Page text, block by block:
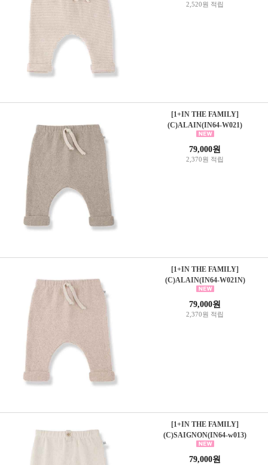
2,520원 적립
[1+IN THE FAMILY]
(C)ALAIN(IN64-W021)
79,000원
2,370원 적립
[1+IN THE FAMILY]
(C)ALAIN(IN64-W021N)
79,000원
2,370원 적립
[1+IN THE FAMILY]
(C)SAIGNON(IN64-w013)
79,000원